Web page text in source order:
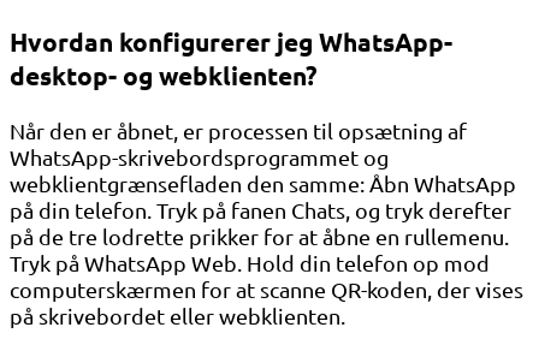
Hvordan konfigurerer jeg WhatsApp-
desktop- og webklienten?
Når den er åbnet, er processen til opsætning af
WhatsApp-skrivebordsprogrammet og
webklientgrænsefladen den samme: Åbn WhatsApp
på din telefon. Tryk på fanen Chats, og tryk derefter
på de tre lodrette prikker for at åbne en rullemenu.
Tryk på WhatsApp Web. Hold din telefon op mod
computerskærmen for at scanne QR-koden, der vises
på skrivebordet eller webklienten.